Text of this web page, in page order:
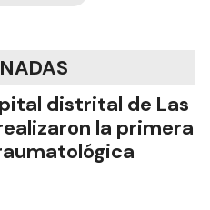
distrital de Las
la primera